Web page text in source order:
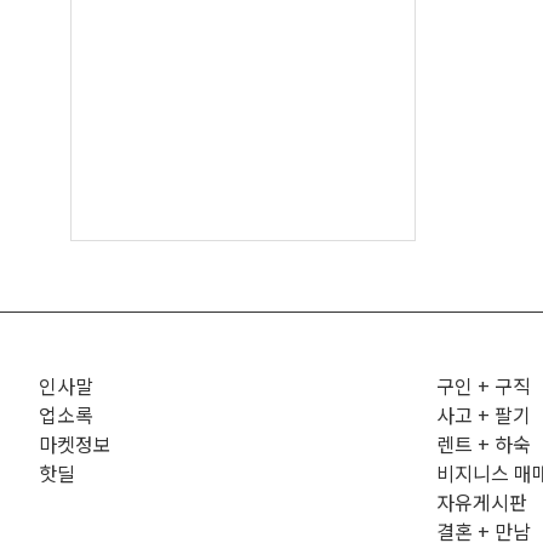
인사말
업소록
마켓정보
핫딜
구인 + 구직
사고 + 팔기
렌트 + 하숙
비지니스 매
자유게시판
결혼 + 만남